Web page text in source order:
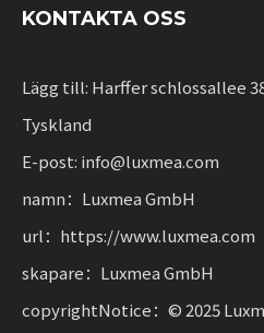
lösningar kombinerar
KONTAKTA OSS
Lägg till: Harffer schlossallee
Tyskland
E-post: info@luxmea.com
namn：Luxmea GmbH
url：https://www.luxmea.com
skapare：Luxmea GmbH
copyrightNotice：© 2025